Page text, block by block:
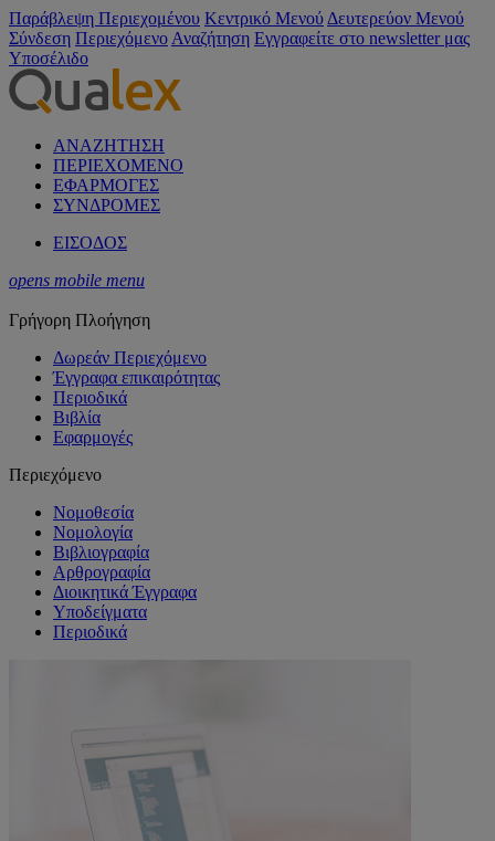
Παράβλεψη Περιεχομένου Κεντρικό Μενού Δευτερεύον Μενού
Σύνδεση Περιεχόμενο Αναζήτηση Εγγραφείτε στο newsletter μας
Υποσέλιδο
ΑΝΑΖΗΤΗΣΗ
ΠΕΡΙΕΧΟΜΕΝΟ
ΕΦΑΡΜΟΓΕΣ
ΣΥΝΔΡΟΜΕΣ
ΕΙΣΟΔΟΣ
opens mobile menu
Γρήγορη Πλοήγηση
Δωρεάν Περιεχόμενο
Έγγραφα επικαιρότητας
Περιοδικά
Βιβλία
Εφαρμογές
Περιεχόμενο
Νομοθεσία
Νομολογία
Βιβλιογραφία
Αρθρογραφία
Διοικητικά Έγγραφα
Υποδείγματα
Περιοδικά